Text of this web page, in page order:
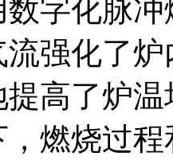
字化脉
强化了
高了炉
燃烧过